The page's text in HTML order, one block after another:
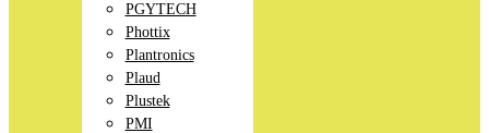
PGYTECH
Phottix
Plantronics
Plaud
Plustek
PMI